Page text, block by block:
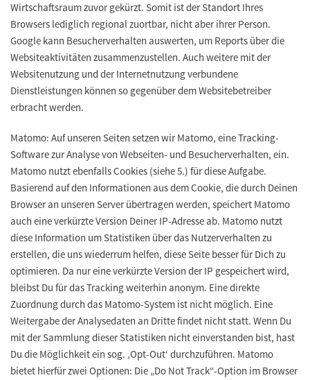
Wirtschaftsraum zuvor gekürzt. Somit ist der Standort Ihres
Browsers lediglich regional zuortbar, nicht aber ihrer Person.
Google kann Besucherverhalten auswerten, um Reports über die
Websiteaktivitäten zusammenzustellen. Auch weitere mit der
Websitenutzung und der Internetnutzung verbundene
Dienstleistungen können so gegenüber dem Websitebetreiber
erbracht werden.
Matomo: Auf unseren Seiten setzen wir Matomo, eine Tracking-
Software zur Analyse von Webseiten- und Besucherverhalten, ein.
Matomo nutzt ebenfalls Cookies (siehe 5.) für diese Aufgabe.
Basierend auf den Informationen aus dem Cookie, die durch Deinen
Browser an unseren Server übertragen werden, speichert Matomo
auch eine verkürzte Version Deiner IP-Adresse ab. Matomo nutzt
diese Information um Statistiken über das Nutzerverhalten zu
erstellen, die uns wiederrum helfen, diese Seite besser für Dich zu
optimieren. Da nur eine verkürzte Version der IP gespeichert wird,
bleibst Du für das Tracking weiterhin anonym. Eine direkte
Zuordnung durch das Matomo-System ist nicht möglich. Eine
Weitergabe der Analysedaten an Dritte findet nicht statt. Wenn Du
mit der Sammlung dieser Statistiken nicht einverstanden bist, hast
Du die Möglichkeit ein sog. ‚Opt-Out‘ durchzuführen. Matomo
bietet hierfür zwei Optionen: Die „Do Not Track“-Option im Browser